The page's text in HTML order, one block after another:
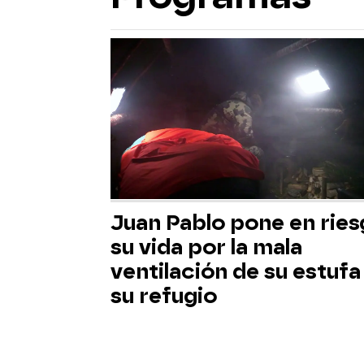
Juan Pablo pone en
su vida por la mala
ventilación de su estufa
su refugio